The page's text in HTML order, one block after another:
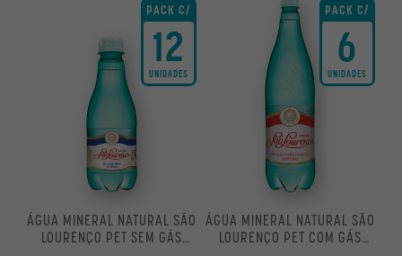
PACK C/
12
UNIDADES
ÁGUA MINERAL NATURAL SÃO
LOURENÇO PET SEM GÁS
PACK C/
6
UNIDADES
ÁGUA MINERAL NATURAL SÃO
LOURENÇO PET COM GÁS